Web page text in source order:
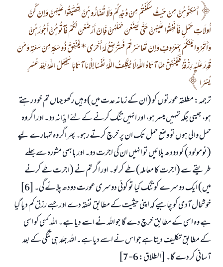
أَسْكِنُوهُنَّ مِنْ حَيْثُ سَكَنْتُمْ مِنْ وُجْدِكُمْ وَلَا تُضَارُّوهُنَّ لِتُضَيِّقُوا عَلَيْهِنَّ وَإِنْ كُنَّ
أُولَاتِ حَمْلٍ فَأَنْفِقُوا عَلَيْهِنَّ حَتَّى يَضَعْنَ حَمْلَهُنَّ فَإِنْ أَرْضَعْنَ لَكُمْ فَآتُوهُنَّ أُجُورَهُنَّ
وَأْتَمِرُوا بَيْنَكُمْ بِمَعْرُوفٍ وَإِنْ تَعَاسَرْتُمْ فَسَتُرْضِعُ لَهُ أُخْرَى * لِيُنْفِقْ ذُو سَعَةٍ مِنْ سَعَتِهِ وَمَنْ
قُدِرَ عَلَيْهِ رِزْقُهُ فَلْيُنْفِقْ مِمَّا آتَاهُ اللَّهُ لَا يُكَلِّفُ اللَّهُ نَفْسًا إِلَّا مَا آتَاهَا سَيَجْعَلُ اللَّهُ بَعْدَ عُسْرٍ
يُسْرًا
ترجمہ: مطلقہ عورتوں کو (ان کے زمانہ عدت میں) وہیں رکھو جہاں تم خود رہتے
ہو، جیسی جگہ تمہیں میسر ہو، اور انہیں تنگ کرنے کے لئے ایذا نہ دو۔ اور اگر وہ
حمل والی ہوں تو وضع حمل تک ان پر خرچ کرتے رہو۔ پھر اگر وہ تمہارے لیے
(نومولود) کو دودھ پلائیں تو انہیں ان کی اجرت دو۔ اور باہمی مشورہ سے بھلے
طریقے سے (اجرت کا معاملہ) طے کر لو۔ اور اگر تم نے (اجرت طے کرنے
میں) ایک دوسرے کو تنگ کیا تو کوئی دوسری عورت دودھ پلائے گی۔ [6]
خوشحال آدمی کو چاہیے کہ اپنی حیثیت کے مطابق نفقہ دے اور جسے رزق کم دیا گیا
ہے وہ اسی کے مطابق خرچ دے گا جو اللہ نے اسے دیا ہے۔ اللہ کسی کو اسی
کے مطابق تکلیف دیتا ہے جو اس نے اسے دیا ہے۔ اللہ جلد ہی تنگی کے بعد
آسانی کر دے گا۔ [الطلاق: 6-7]